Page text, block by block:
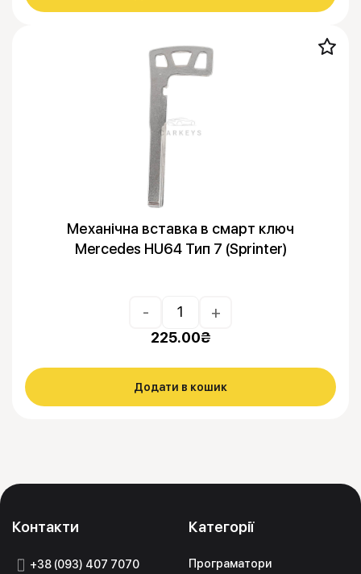
Механічна вставка в смарт ключ
Mercedes HU64 Тип 7 (Sprinter)
- +
225.00₴
Додати в кошик
Контакти
+38 (093) 407 7070
Категорії
Програматори